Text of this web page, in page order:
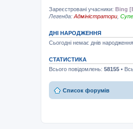
Зареєстровані учасники: Bing
Легенда: Адміністратори
ДНІ НАРОДЖЕННЯ
Сьогодні немає днів народження.
СТАТИСТИКА
Всього повідомлень: 58155 •
Список форумів